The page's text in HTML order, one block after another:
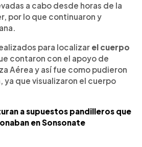
a cabo desde horas de la
por lo que continuaron y
para localizar el cuerpo
contaron con el apoyo de
Aérea y así fue como pudieron
ya que visualizaron el cuerpo
a supuestos pandilleros que
en Sonsonate